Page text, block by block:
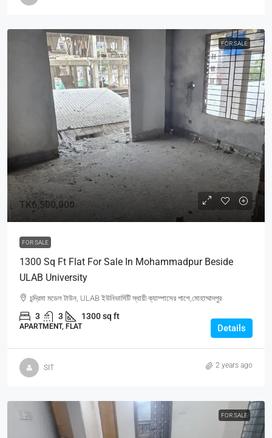
FOR SALE
TK6,500,000
FOR SALE
1300 Sq Ft Flat For Sale In Mohammadpur Beside
ULAB University
চন্দ্রিমা মডেল টাউন, ULAB ইউনিভার্সিটি স্থায়ী ক্যাম্পাসের পাশে,মোহাম্মাদপুর
3 3 1300 sq ft
APARTMENT, FLAT Details
SIT 2 years ago
FOR SALE